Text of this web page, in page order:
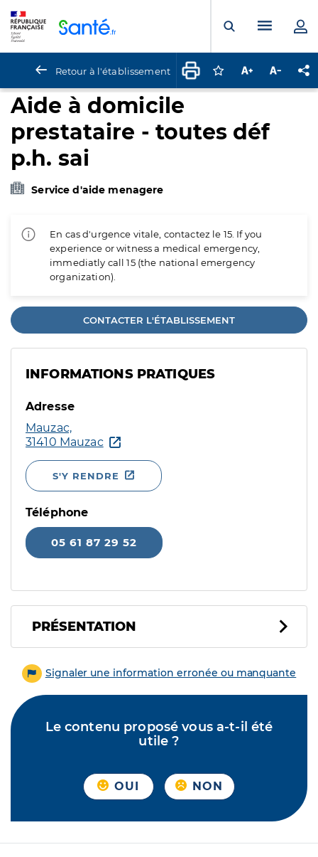
Ouvrir laMenu
Retour à l'établissement Connectez-vous
Augmenter la
Aide à domicile
prestataire - toutes déf
p.h. sai
Service d'aide menagere
En cas d'urgence vitale, contactez le 15. If you
experience or witness a medical emergency,
immediatly call 15 (the national emergency
organization).
CONTACTER L'ÉTABLISSEMENT
INFORMATIONS PRATIQUES
Adresse
Mauzac,
31410 Mauzac
S'Y RENDRE
Téléphone
05 61 87 29 52
PRÉSENTATION
Signaler une information erronée ou manquante
Le contenu proposé vous a-t-il été
utile ?
OUI NON